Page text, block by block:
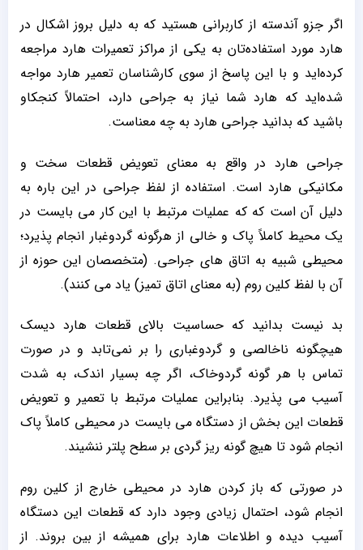
اگر جزو آندسته از کاربرانی هستید که به دلیل بروز اشکال در
هارد مورد استفاده‌تان به یکی از مراکز تعمیرات هارد مراجعه
کرده‌اید و با این پاسخ از سوی کارشناسان تعمیر هارد مواجه
شده‌اید که هارد شما نیاز به جراحی دارد، احتمالاً کنجکاو
باشید که بدانید جراحی هارد به چه معناست.
جراحی هارد در واقع به معنای تعویض قطعات سخت و
مکانیکی هارد است. استفاده از لفظ جراحی در این باره به
دلیل آن است که که عملیات مرتبط با این کار می بایست در
یک محیط کاملاً پاک و خالی از هرگونه گردوغبار انجام پذیرد؛
محیطی شبیه به اتاق های جراحی. (متخصصان این حوزه از
آن با لفظ کلین روم (به معنای اتاق تمیز) یاد می کنند).
بد نیست بدانید که حساسیت بالای قطعات هارد دیسک
هیچگونه ناخالصی و گردوغباری را بر نمی‌تابد و در صورت
تماس با هر گونه گردوخاک، اگر چه بسیار اندک، به شدت
آسیب می پذیرد. بنابراین عملیات مرتبط با تعمیر و تعویض
قطعات این بخش از دستگاه می بایست در محیطی کاملاً پاک
انجام شود تا هیچ گونه ریز گردی بر سطح پلتر ننشیند.
در صورتی که باز کردن هارد در محیطی خارج از کلین روم
انجام شود، احتمال زیادی وجود دارد که قطعات این دستگاه
آسیب دیده و اطلاعات هارد برای همیشه از بین بروند. از